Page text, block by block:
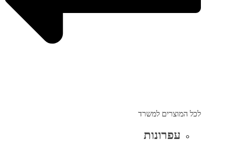
לכל המוצרים למשרד
עפרונות